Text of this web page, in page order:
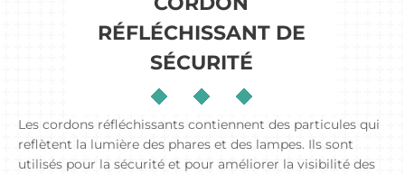
RÉFLÉCHISSANT DE
SÉCURITÉ
Les cordons réfléchissants contiennent des particules qui
reflètent la lumière des phares et des lampes. Ils sont
utilisés pour la sécurité et pour améliorer la visibilité des